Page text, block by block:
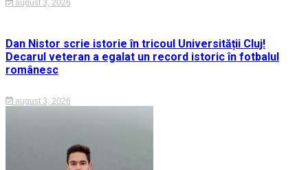
august 3, 2026
Dan Nistor scrie istorie în tricoul Universității Cluj!
Decarul veteran a egalat un record istoric în fotbalul
românesc
august 3, 2026